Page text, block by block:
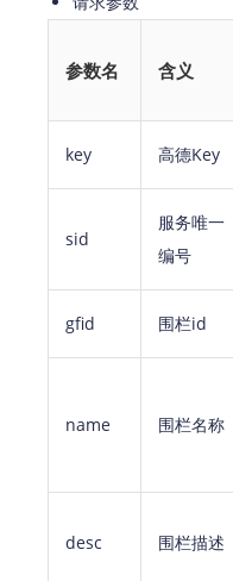
参数名 含义
key 高德Key
sid
服务唯一
编号
gfid 围栏id
name 围栏名称
desc 围栏描述